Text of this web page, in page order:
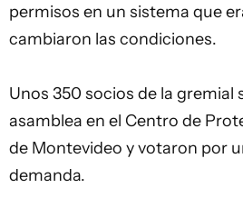
permisos en un sistema que
cambiaron las condiciones.
Unos 350 socios de la gremial
asamblea en el Centro de
de Montevideo y votaron por
demanda.